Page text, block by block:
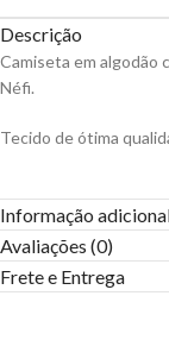
Descrição
Camiseta em algodão
Néfi.
Tecido de ótima
Informação
Avaliações (0)
Frete e Entrega